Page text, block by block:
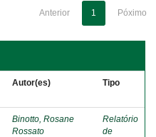
Anterior 1 Póximo
Autor(es) Tipo
Binotto, Rosane
Rossato
Relatório
de